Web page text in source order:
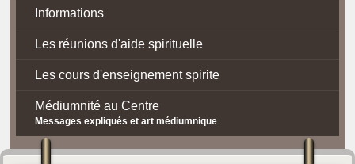
Informations
Les réunions d'aide spirituelle
Les cours d'enseignement spirite
Médiumnité au Centre
Messages expliqués et art médiumnique
Contact / Accès